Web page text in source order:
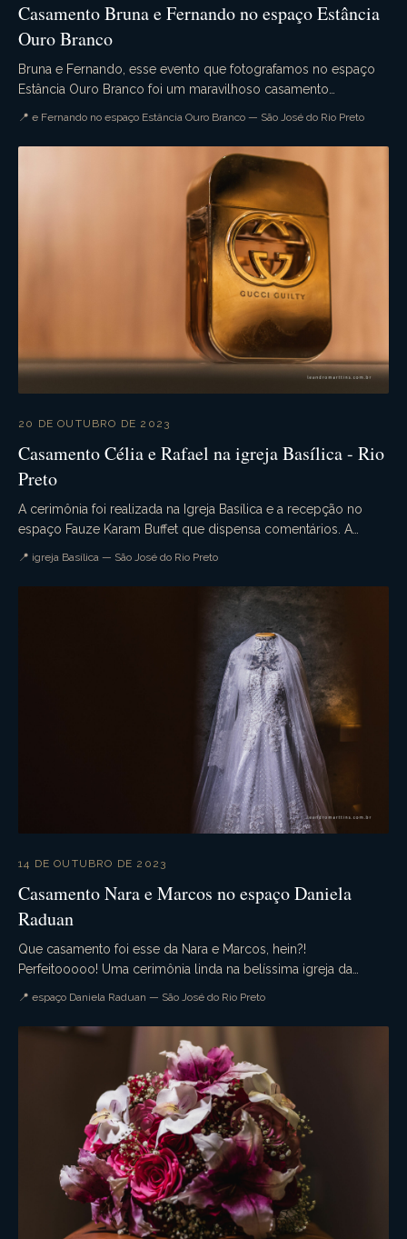
Casamento Bruna e Fernando no espaço Estância
Ouro Branco
Bruna e Fernando, esse evento que fotografamos no espaço
Estância Ouro Branco foi um maravilhoso casamento
📍 e Fernando no espaço Estância Ouro Branco — São José do Rio Preto
20 DE OUTUBRO DE 2023
Casamento Célia e Rafael na igreja Basílica - Rio
Preto
A cerimônia foi realizada na Igreja Basílica e a recepção no
espaço Fauze Karam Buffet que dispensa comentários. A
📍 igreja Basílica — São José do Rio Preto
14 DE OUTUBRO DE 2023
Casamento Nara e Marcos no espaço Daniela
Raduan
Que casamento foi esse da Nara e Marcos, hein?!
Perfeitooooo! Uma cerimônia linda na belíssima igreja da
📍 espaço Daniela Raduan — São José do Rio Preto